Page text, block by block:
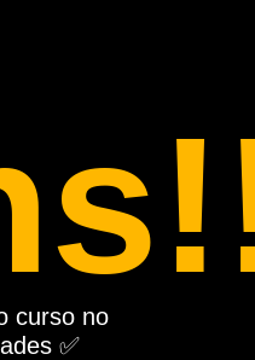
curso no
✅